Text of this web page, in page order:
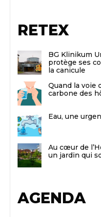
RETEX
BG Klinikum
protège ses
la canicule
Quand la voie
carbone des
Eau, une
Au cœur de
un jardin qui
AGENDA